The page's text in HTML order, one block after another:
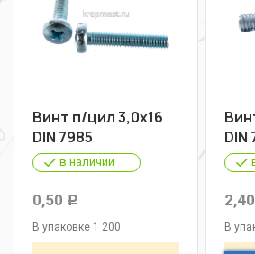
Винт п/цил 3,0х16
DIN 7985
в наличии
0,50 Р
В упаковке 1 200
DIN
2,40
В